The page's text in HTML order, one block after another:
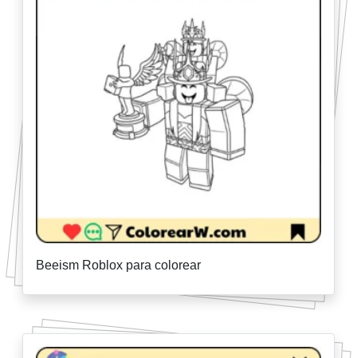
Beeism Roblox para colorear